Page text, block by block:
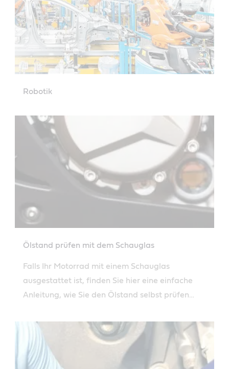
Robotik
Ölstand prüfen mit dem Schauglas
Falls Ihr Motorrad mit einem Schauglas
ausgestattet ist, finden Sie hier eine einfache
Anleitung, wie Sie den Ölstand selbst prüfen